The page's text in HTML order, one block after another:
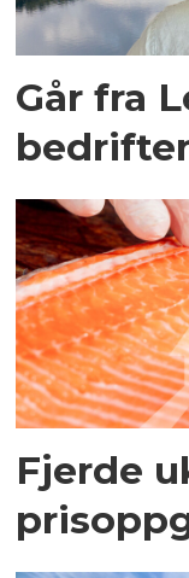
Går fra
Fjerde